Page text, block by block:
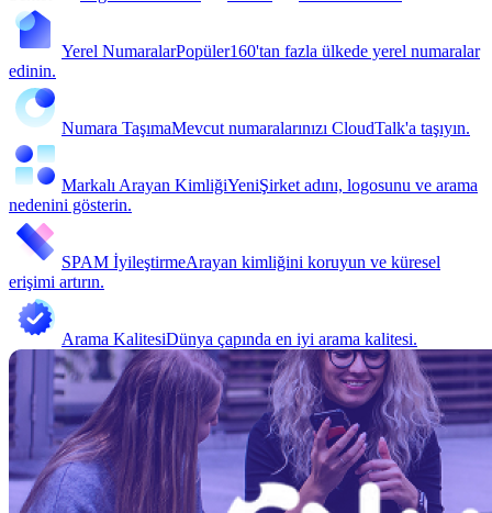
Yerel NumaralarPopüler160'tan fazla ülkede yerel numaralar
edinin.
Numara TaşımaMevcut numaralarınızı CloudTalk'a taşıyın.
Markalı Arayan KimliğiYeniŞirket adını, logosunu ve arama
nedenini gösterin.
SPAM İyileştirmeArayan kimliğini koruyun ve küresel
erişimi artırın.
Arama KalitesiDünya çapında en iyi arama kalitesi.